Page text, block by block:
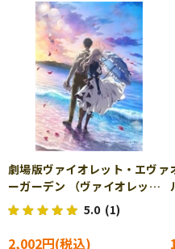
劇場版ヴァイオレット・エヴァ
ーガーデン （ヴァイオレッ
ト・エヴァーガーデン） 600
ピース ジグソーパズル
BEV-66-172
5.0 (1)
2,002円